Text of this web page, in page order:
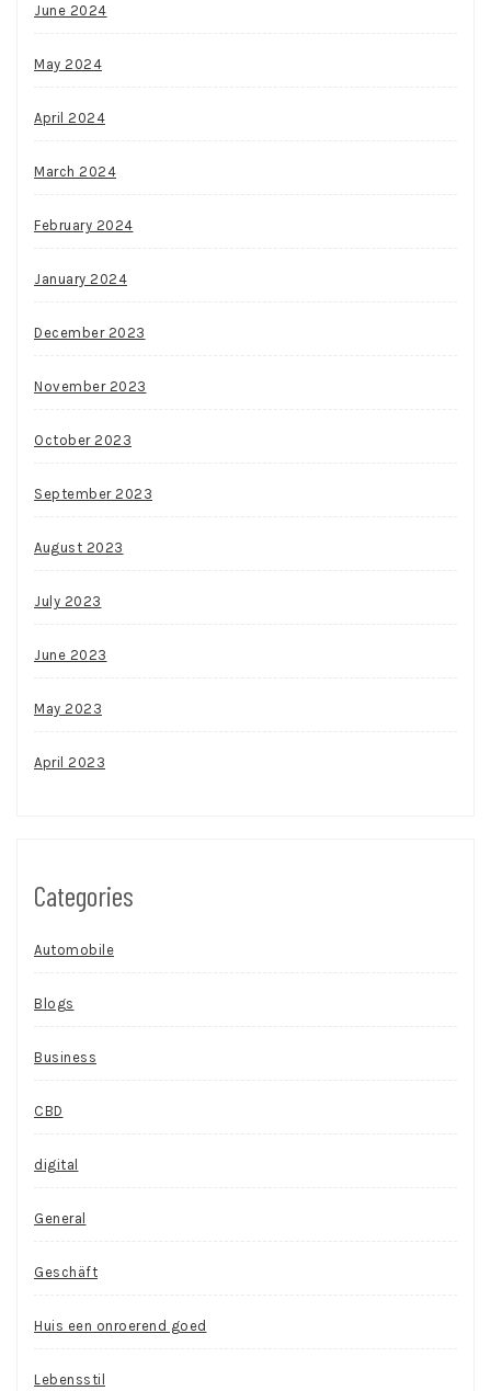
June 2024
May 2024
April 2024
March 2024
February 2024
January 2024
December 2023
November 2023
October 2023
September 2023
August 2023
July 2023
June 2023
May 2023
April 2023
Categories
Automobile
Blogs
Business
CBD
digital
General
Geschäft
Huis een onroerend goed
Lebensstil